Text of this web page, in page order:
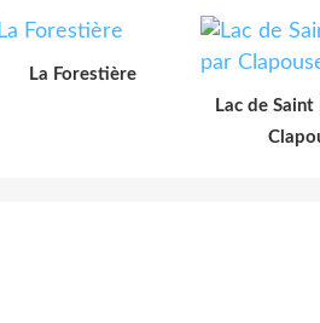
La Forestière
Lac de